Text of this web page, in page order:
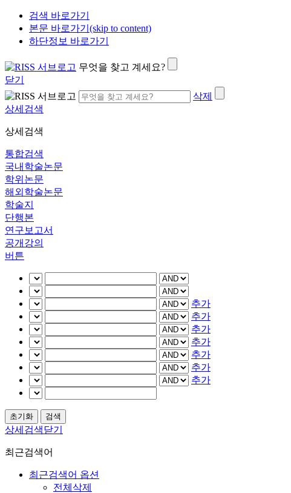
검색 바로가기
본문 바로가기(skip to content)
하단정보 바로가기
무엇을 찾고 계세요?
닫기
삭제
상세검색
상세검색
통합검색
국내학술논문
학위논문
해외학술논문
학술지
단행본
연구보고서
공개강의
버튼
추가
추가
추가
추가
추가
추가
추가
상세검색닫기
최근검색어
최근검색어 옵션
전체삭제